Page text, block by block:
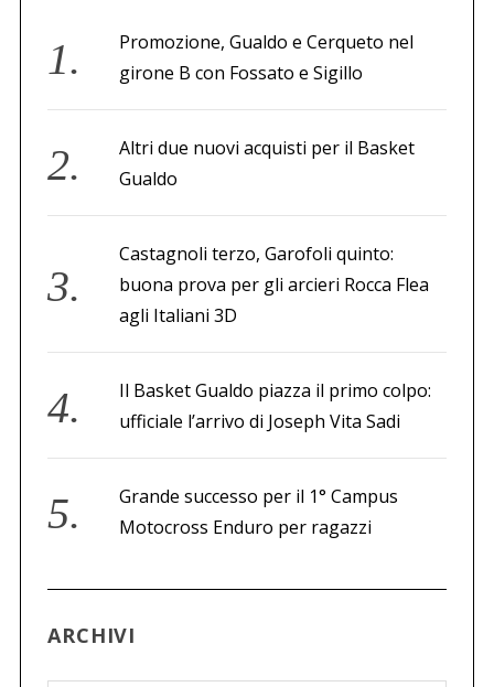
Promozione, Gualdo e Cerqueto nel
girone B con Fossato e Sigillo
Altri due nuovi acquisti per il Basket
Gualdo
Castagnoli terzo, Garofoli quinto:
buona prova per gli arcieri Rocca Flea
agli Italiani 3D
Il Basket Gualdo piazza il primo colpo:
ufficiale l’arrivo di Joseph Vita Sadi
Grande successo per il 1° Campus
Motocross Enduro per ragazzi
ARCHIVI